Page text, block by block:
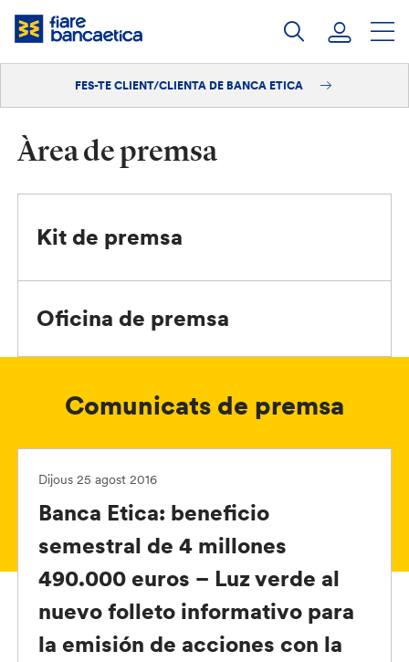
Salta
Iniciar sessió
Fes-te'n client/clienta
FES-TE CLIENT/CLIENTA DE BANCA ETICA
Àrea de premsa
Kit de premsa
Oficina de premsa
Comunicats de premsa
Dijous 25 agost 2016
Banca Etica: beneficio
semestral de 4 millones
490.000 euros – Luz verde al
nuevo folleto informativo para
la emisión de acciones con la